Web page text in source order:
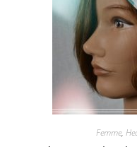
Femme,